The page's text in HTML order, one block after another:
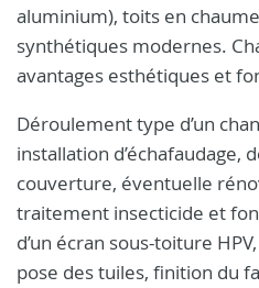
aluminium), toits en
synthétiques modernes.
avantages esthétiques et
Déroulement type d’un
installation d’échafaudage,
couverture, éventuelle
traitement insecticide et
d’un écran sous-toiture
pose des tuiles, finition du